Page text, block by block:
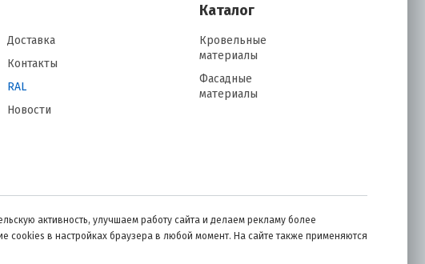
Доставка
Контакты
RAL
Новости
Каталог
Кровельные
материалы
Фасадные
материалы
активность, улучшаем работу сайта и делаем рекламу более
cookies в настройках браузера в любой момент. На сайте также применяются